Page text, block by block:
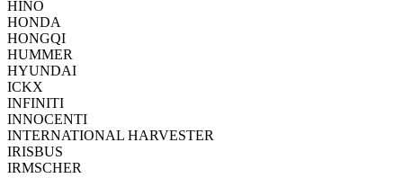
HINO
HONDA
HONGQI
HUMMER
HYUNDAI
ICKX
INFINITI
INNOCENTI
INTERNATIONAL HARVESTER
IRISBUS
IRMSCHER